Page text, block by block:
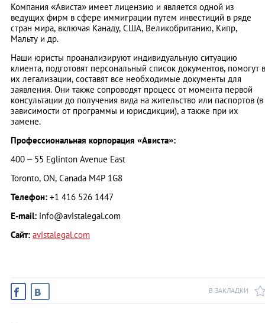
Компания «Ависта» имеет лицензию и является одной из
ведущих фирм в сфере иммиграции путем инвестиций в ряде
стран мира, включая Канаду, США, Великобританию, Кипр,
Мальту и др.
Наши юристы проанализируют индивидуальную ситуацию
клиента, подготовят персональный список документов, помогут в
их легализации, составят все необходимые документы для
заявления. Они также сопроводят процесс от момента первой
консультации до получения вида на жительство или паспортов (в
зависимости от программы и юрисдикции), а также при их
замене.
Профессиональная корпорация «Ависта»:
400 – 55 Eglinton Avenue East
Toronto, ON, Canada M4P 1G8
Телефон: +1 416 526 1447
E-mail: info@avistalegal.com
Сайт: avistalegal.com
В ЗАКЛАДКИ